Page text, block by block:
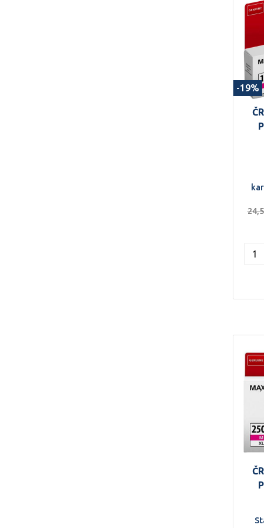
-19%